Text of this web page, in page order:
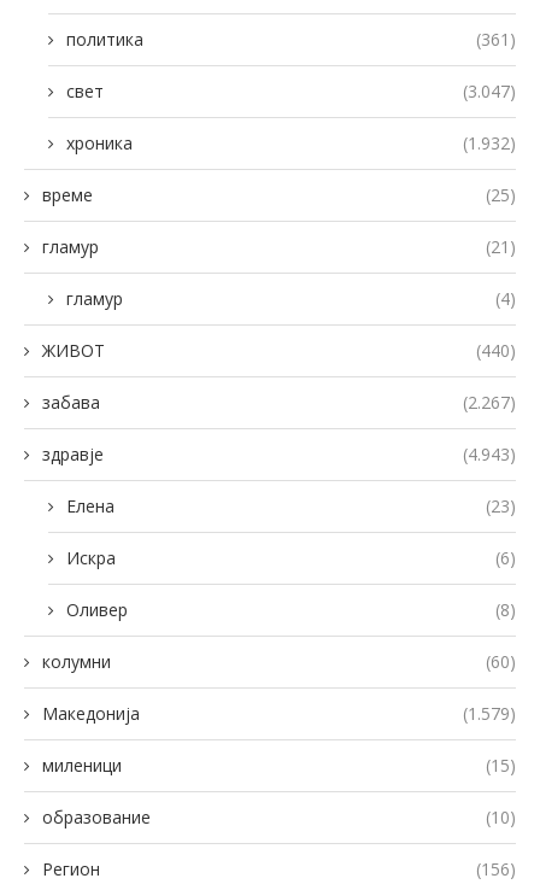
политика (361)
свет (3.047)
хроника (1.932)
време (25)
гламур (21)
гламур (4)
ЖИВОТ (440)
забава (2.267)
здравје (4.943)
Елена (23)
Искра (6)
Оливер (8)
колумни (60)
Македонија (1.579)
миленици (15)
образование (10)
Регион (156)